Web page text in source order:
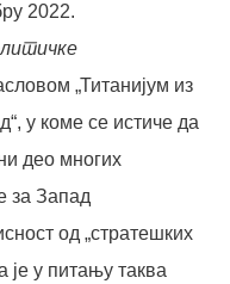
2022.
„Титанијум из
у коме се истиче да
део многих
за Запад
од „стратешких
је у питању таква